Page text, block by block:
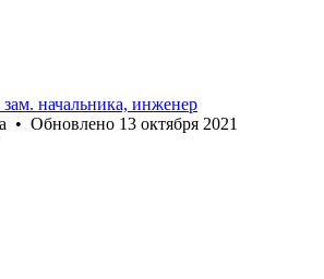
начальника, инженер
• Обновлено 13 октября 2021